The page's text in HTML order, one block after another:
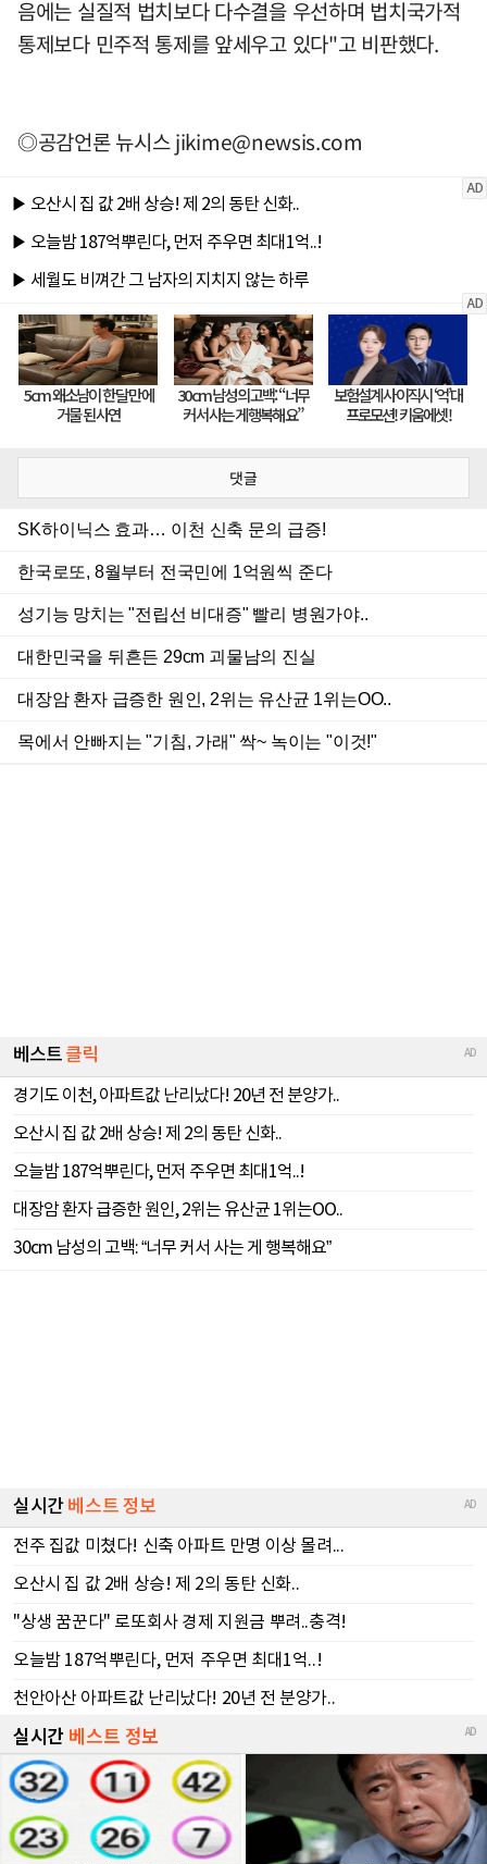
음에는 실질적 법치보다 다수결을 우선하며 법치국가적
통제보다 민주적 통제를 앞세우고 있다"고 비판했다.
◎공감언론 뉴시스jikime@newsis.com
댓글